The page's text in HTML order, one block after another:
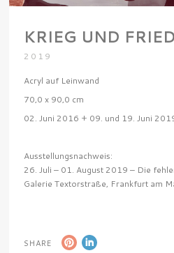
KRIEG UND
2019
Acryl auf Leinwand
70,0 x 90,0 cm
02. Juni 2016 + 09. und 19. Juni
Ausstellungsnachweis:
26. Juli – 01. August 2019 – Die
Galerie Textorstraße, Frankfurt am
SHARE